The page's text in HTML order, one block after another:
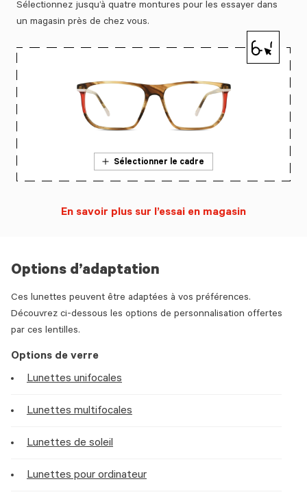
Options d’adaptation
Ces lunettes peuvent être adaptées à vos préférences.
Découvrez ci-dessous les options de personnalisation offertes
par ces lentilles.
Options de verre
Lunettes unifocales
Lunettes multifocales
Lunettes de soleil
Lunettes pour ordinateur
Sélectionnez jusqu’à quatre montures pour les essayer dans
un magasin près de chez vous.
Sélectionner le cadre
En savoir plus sur l’essai en magasin